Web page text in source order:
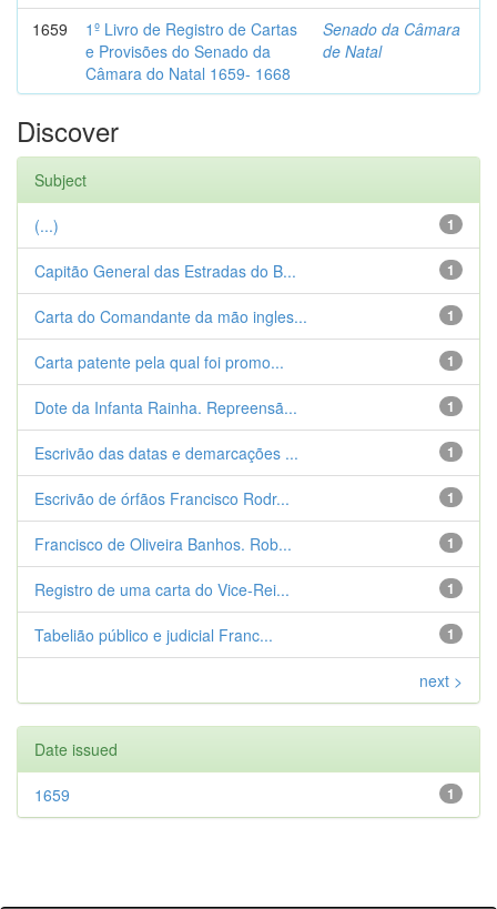
1659
1º Livro de Registro de Cartas
e Provisões do Senado da
Câmara do Natal 1659- 1668
Senado da Câmara
de Natal
Discover
Subject
1
(...)
1
Capitão General das Estradas do B...
1
Carta do Comandante da mão ingles...
1
Carta patente pela qual foi promo...
1
Dote da Infanta Rainha. Repreensã...
1
Escrivão das datas e demarcações ...
1
Escrivão de órfãos Francisco Rodr...
1
Francisco de Oliveira Banhos. Rob...
1
Registro de uma carta do Vice-Rei...
1
Tabelião público e judicial Franc...
next >
Date issued
1
1659